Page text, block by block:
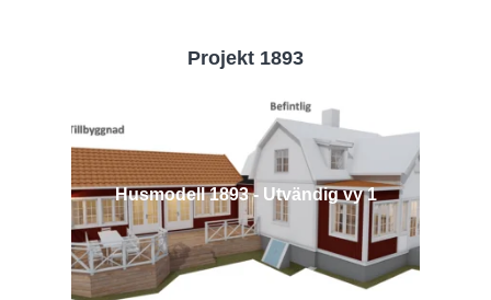
Projekt 1893
Husmodell 1893 - Utvändig vy 1